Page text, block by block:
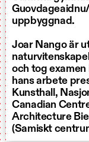
uppbyggnad.
Joar Nango är
och tog
hans arbete
Kunsthall,
Canadian
Architecture
(Samiskt